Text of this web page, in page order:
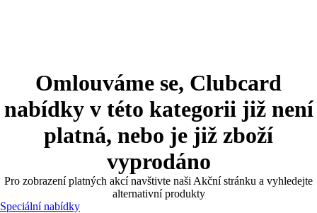
Omlouváme se, Clubcard
nabídky v této kategorii již není
platná, nebo je již zboží
vyprodáno
Pro zobrazení platných akcí navštivte naši Akční stránku a vyhledejte
alternativní produkty
Speciální nabídky